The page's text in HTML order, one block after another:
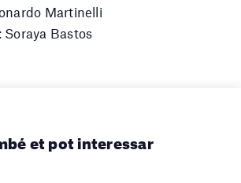
Martinelli
Soraya Bastos
et pot interessar